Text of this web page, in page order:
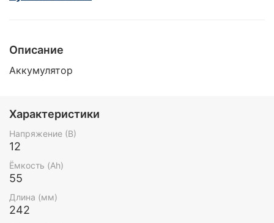
Описание
Аккумулятор
Характеристики
Напряжение (В)
12
Ёмкость (Ah)
55
Длина (мм)
242